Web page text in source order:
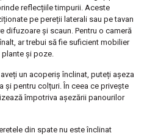
reflecțiile timpurii. Aceste
pe pereții laterali sau pe tavan
difuzoare și scaun. Pentru o cameră
ar trebui să fie suficient mobilier
și poze.
un acoperiș înclinat, puteți așeza
și pentru colțuri. În ceea ce privește
împotriva așezării panourilor
din spate nu este înclinat